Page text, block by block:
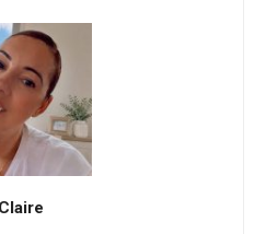
Claire